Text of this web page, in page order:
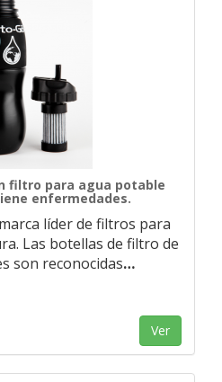
filtro para agua potable
enfermedades.
líder de filtros para
Las botellas de filtro de
son reconocidas…
Ver